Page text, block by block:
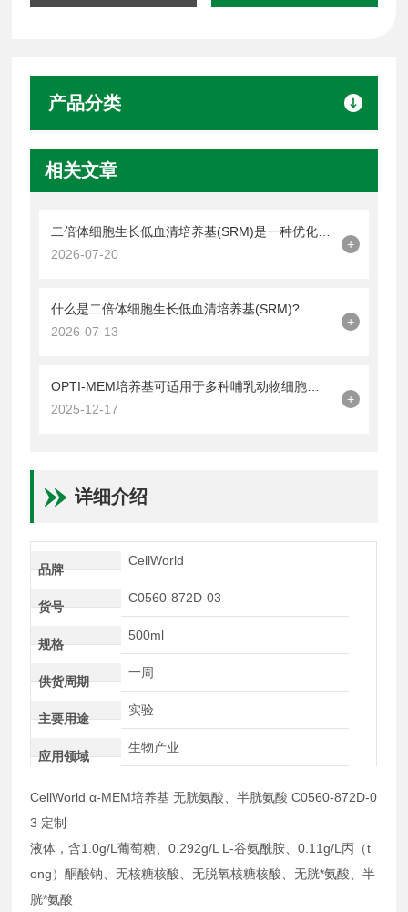
产品分类
相关文章
2026-07-20
+
什么是二倍体细胞生长低血清培养基(SRM)?
2026-07-13
+
2025-12-17
+
详细介绍
品牌
CellWorld
货号
C0560-872D-03
规格
500ml
供货周期
一周
主要用途
实验
应用领域
生物产业
CellWorld α-MEM培养基 无胱氨酸、半胱氨酸 C0560-872D-0
3 定制
液体，含1.0g/L葡萄糖、0.292g/L L-谷氨酰胺、0.11g/L丙（t
ong）酮酸钠、无核糖核酸、无脱氧核糖核酸、无胱*氨酸、半
胱*氨酸